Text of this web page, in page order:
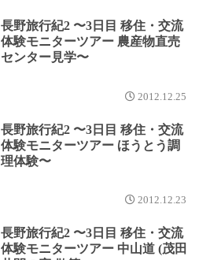
長野旅行紀2 〜3日目 移住・交流
体験モニターツアー 農産物直売
センター見学〜
2012.12.25
長野旅行紀2 〜3日目 移住・交流
体験モニターツアー ほうとう調
理体験〜
2012.12.23
長野旅行紀2 〜3日目 移住・交流
体験モニターツアー 中山道 (茂田